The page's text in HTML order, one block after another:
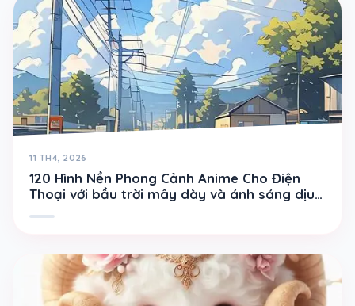
11 TH4, 2026
120 Hình Nền Phong Cảnh Anime Cho Điện
Thoại với bầu trời mây dày và ánh sáng dịu